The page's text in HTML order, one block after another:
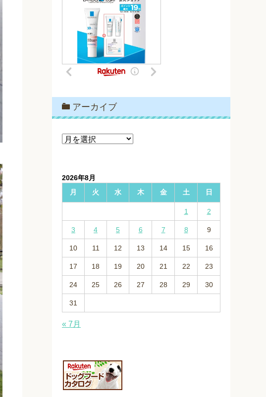
アーカイブ
ア
ブ
2026年8月
月
火 水 木 金 土 日
1 2
3 4 5 6 7 8 9
10 11 12 13 14 15 16
17 18 19 20 21 22 23
24 25 26 27 28 29 30
31
« 7月